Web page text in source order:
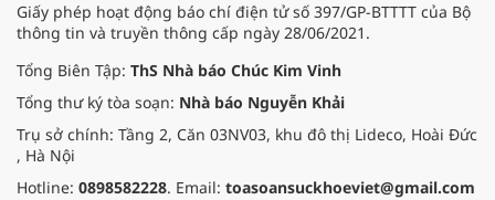
Giấy phép hoạt động báo chí điện tử số 397/GP-BTTTT của Bộ
thông tin và truyền thông cấp ngày 28/06/2021.
Tổng Biên Tập: ThS Nhà báo Chúc Kim Vinh
Tổng thư ký tòa soạn: Nhà báo Nguyễn Khải
Trụ sở chính: Tầng 2, Căn 03NV03, khu đô thị Lideco, Hoài Đức
, Hà Nội
Hotline: 0898582228. Email: toasoansuckhoeviet@gmail.com